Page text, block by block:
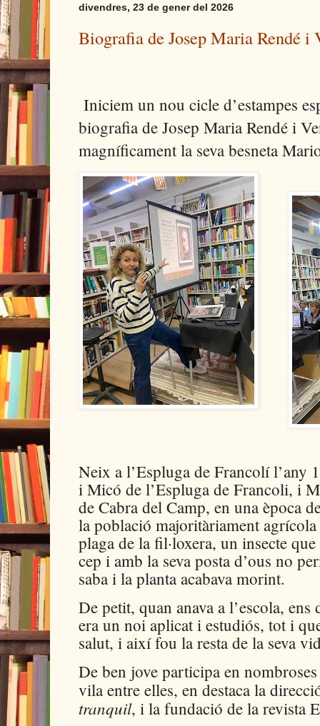
divendres, 23 de gener del 2026
Biografia de Josep Maria Rendé i
Iniciem un nou cicle d’estampes
biografia de Josep Maria Rendé i
magníficament la seva besneta
Neix a l’Espluga de Francolí l’any
i Micó de l’Espluga de Francoli, i
de Cabra del Camp, en una època
la població majoritàriament agrícola
plaga de la fil·loxera, un insecte
cep i amb la seva posta d’ous no
saba i la planta acabava morint.
De petit, quan anava a l’escola,
era un noi aplicat i estudiós, tot i
salut, i així fou la resta de la seva
De ben jove participa en
vila entre elles, en destaca la
tranquil, i la fundació de la revista E